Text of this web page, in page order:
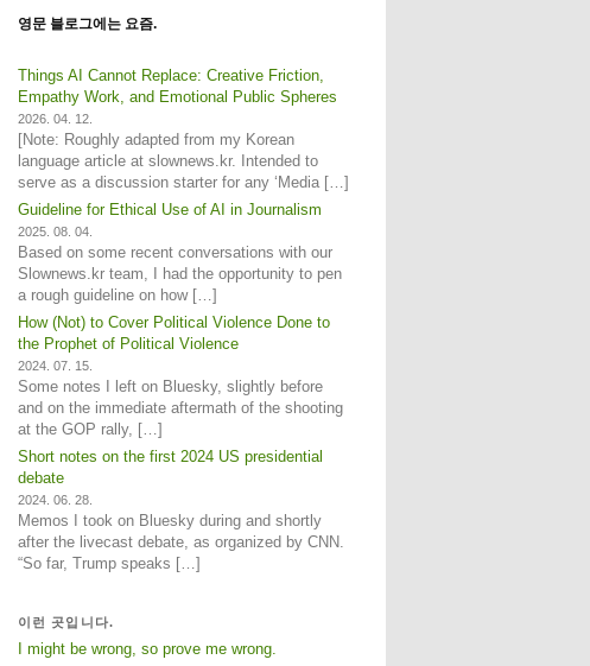
영문 블로그에는 요즘.
Things AI Cannot Replace: Creative Friction,
Empathy Work, and Emotional Public Spheres
2026. 04. 12.
[Note: Roughly adapted from my Korean
language article at slownews.kr. Intended to
serve as a discussion starter for any ‘Media […]
Guideline for Ethical Use of AI in Journalism
2025. 08. 04.
Based on some recent conversations with our
Slownews.kr team, I had the opportunity to pen
a rough guideline on how […]
How (Not) to Cover Political Violence Done to
the Prophet of Political Violence
2024. 07. 15.
Some notes I left on Bluesky, slightly before
and on the immediate aftermath of the shooting
at the GOP rally, […]
Short notes on the first 2024 US presidential
debate
2024. 06. 28.
Memos I took on Bluesky during and shortly
after the livecast debate, as organized by CNN.
“So far, Trump speaks […]
이런 곳입니다.
I might be wrong, so prove me wrong.